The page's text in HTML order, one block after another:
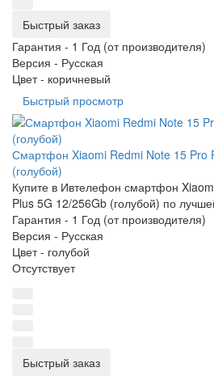
Быстрый заказ
Гарантия - 1 Год (от производителя)
Версия - Русская
Цвет - коричневый
Быстрый просмотр
Смартфон Xiaomi Redmi Note 15 Pro
(голубой)
Купите в Ивтелефон смартфон
Plus 5G 12/256Gb (голубой) по
Гарантия - 1 Год (от производителя)
Версия - Русская
Цвет - голубой
Отсутствует
Быстрый заказ